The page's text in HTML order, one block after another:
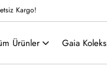
Kargo!
Ürünler Gaia